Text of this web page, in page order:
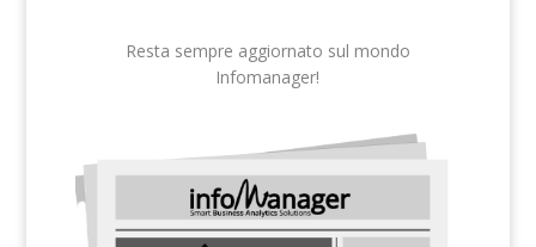
Resta sempre aggiornato sul mondo
Infomanager!